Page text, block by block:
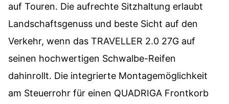
auf Touren. Die aufrechte Sitzhaltung erlaubt
Landschaftsgenuss und beste Sicht auf den
Verkehr, wenn das TRAVELLER 2.0 27G auf
seinen hochwertigen Schwalbe-Reifen
dahinrollt. Die integrierte Montagemöglichkeit
am Steuerrohr für einen QUADRIGA Frontkorb